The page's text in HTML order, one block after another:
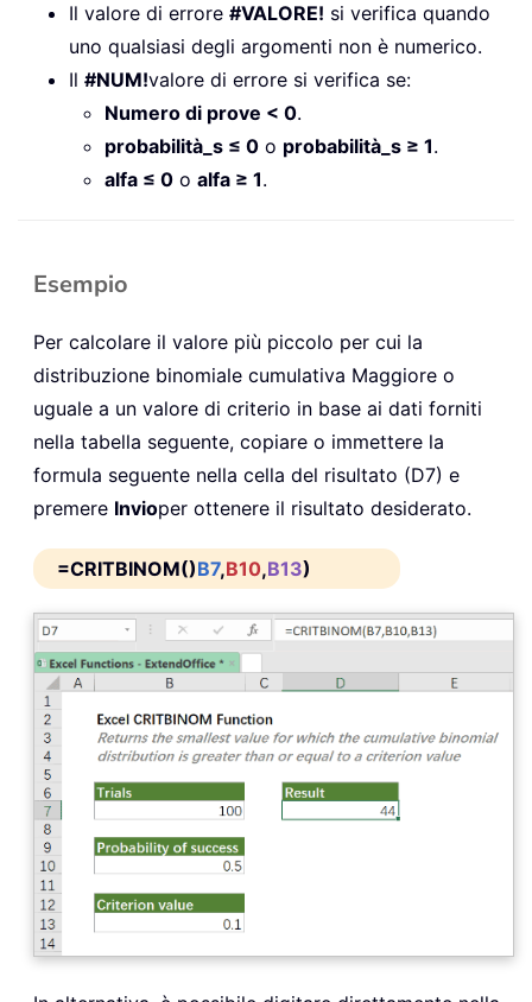
Il valore di errore #VALORE! si verifica quando
uno qualsiasi degli argomenti non è numerico.
Il #NUM!valore di errore si verifica se:
Numero di prove < 0.
probabilità_s ≤ 0 o probabilità_s ≥ 1.
alfa ≤ 0 o alfa ≥ 1.
Esempio
Per calcolare il valore più piccolo per cui la
distribuzione binomiale cumulativa Maggiore o
uguale a un valore di criterio in base ai dati forniti
nella tabella seguente, copiare o immettere la
formula seguente nella cella del risultato (D7) e
premere Invioper ottenere il risultato desiderato.
=CRITBINOM()B7,B10,B13)